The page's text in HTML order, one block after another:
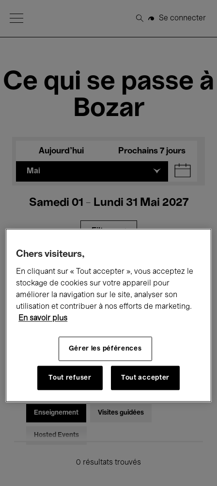
Open Menu
Rechercher
Se connecter
Ce qui se passe à
Bozar
Aujourd'hui Prochains 7 jours
Mai
Samedi 01 - Lundi 31 Mai 2027
Filtres
Expositions Films Performances
Rencontres & Débats Jazz
Musique électronique
Pour tous Kids’ Palace
Enseignement Visites guidées
Hosted Events
0 résultats trouvés
Chers visiteurs,
En cliquant sur « Tout accepter », vous acceptez le
stockage de cookies sur votre appareil pour
améliorer la navigation sur le site, analyser son
utilisation et contribuer à nos efforts de marketing.
En savoir plus
Gérer les péférences
Tout refuser Tout accepter